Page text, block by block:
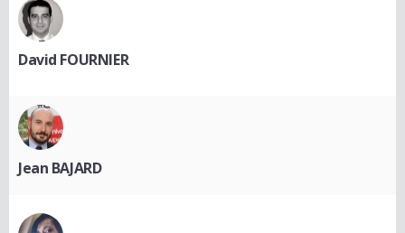
David FOURNIER
Jean BAJARD